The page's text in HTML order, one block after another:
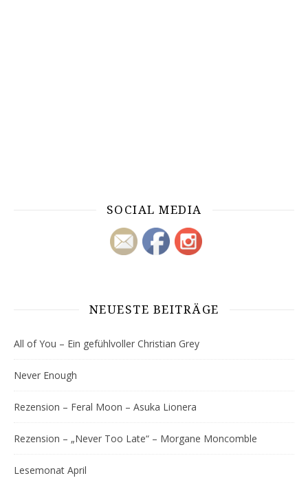
SOCIAL MEDIA
NEUESTE BEITRÄGE
All of You – Ein gefühlvoller Christian Grey
Never Enough
Rezension – Feral Moon – Asuka Lionera
Rezension – „Never Too Late“ – Morgane Moncomble
Lesemonat April